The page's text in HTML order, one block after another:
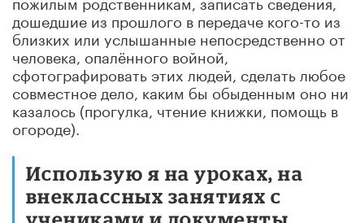
дошедшие из прошлого в передаче кого-то из
близких или услышанные непосредственно от
человека, опалённого войной,
сфотографировать этих людей, сделать любое
совместное дело, каким бы обыденным оно ни
казалось (прогулка, чтение книжки, помощь в
огороде).
Использую я на уроках, на
внеклассных занятиях с
учениками и документы,